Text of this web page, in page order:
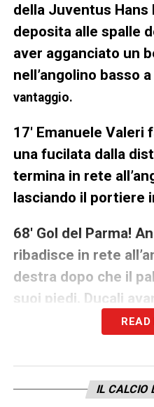
della Juventus Hans
deposita alle spalle
aver agganciato un
nell’angolino basso
vantaggio.
17′ Emanuele Valeri
una fucilata dalla
termina in rete
lasciando il portiere
68′ Gol del Parma!
ribadisce in rete
destra dopo che il
suoi piedi. Ducali
READ
IL CALCIO